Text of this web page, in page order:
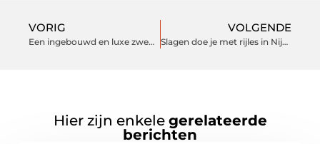
VORIG
Een ingebouwd en luxe zwembad
VOLGENDE
Slagen doe je met rijles in Nijverdal
Hier zijn enkele gerelateerde
berichten